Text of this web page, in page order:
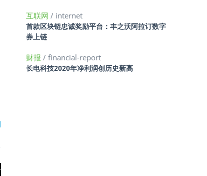
互联网 / internet
首款区块链忠诚奖励平台：丰之沃阿拉订数字
券上链
财报 / financial-report
长电科技2020年净利润创历史新高